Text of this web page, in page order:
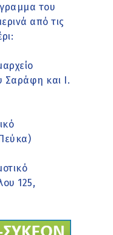
του
από τις
Σαράφη και Ι.
125,